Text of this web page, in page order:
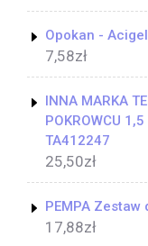
Opokan -
7,58zł
INNA MARKA
POKROWCU 1,5
TA412247
25,50zł
PEMPA
17,88zł